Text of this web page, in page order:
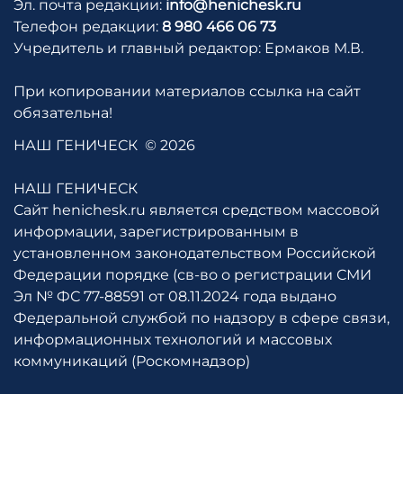
Эл. почта редакции: info@henichesk.ru
Телефон редакции: 8 980 466 06 73
Учредитель и главный редактор: Ермаков М.В.
При копировании материалов ссылка на сайт
обязательна!
НАШ ГЕНИЧЕСК © 2026
НАШ ГЕНИЧЕСК
Сайт henichesk.ru является средством массовой
информации, зарегистрированным в
установленном законодательством Российской
Федерации порядке (св-во о регистрации СМИ
Эл № ФС 77-88591 от 08.11.2024 года выдано
Федеральной службой по надзору в сфере связи,
информационных технологий и массовых
коммуникаций (Роскомнадзор)